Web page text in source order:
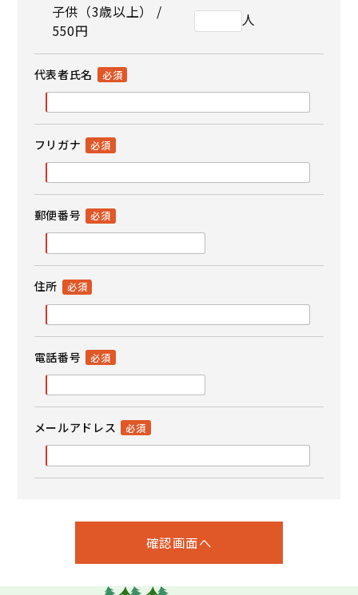
子供（3歳以上） /
550円
人
代表者氏名
フリガナ
郵便番号
住所
電話番号
メールアドレス